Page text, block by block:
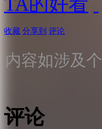
收藏 分享到 评论
内容如涉及
评论